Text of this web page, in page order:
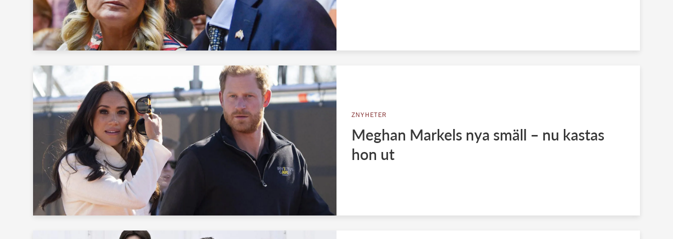
ZNYHETER
Meghan Markels nya smäll – nu kastas
hon ut